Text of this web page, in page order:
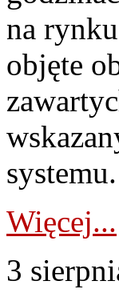
na
objęte
Więcej...
3